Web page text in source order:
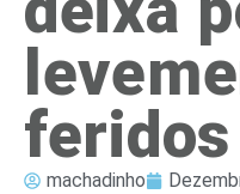
feridos
machadinho